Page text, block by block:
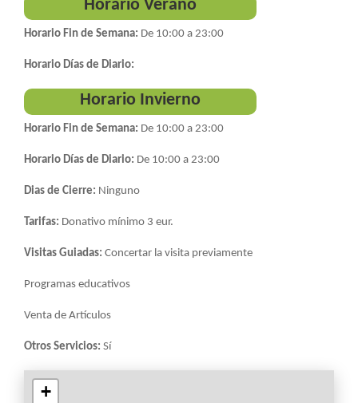
Horario Verano
Horario Fin de Semana: De 10:00 a 23:00
Horario Días de Diario:
Horario Invierno
Horario Fin de Semana: De 10:00 a 23:00
Horario Días de Diario: De 10:00 a 23:00
Dias de Cierre: Ninguno
Tarifas: Donativo mínimo 3 eur.
Visitas Guiadas: Concertar la visita previamente
Programas educativos
Venta de Artículos
Otros Servicios: Sí
+